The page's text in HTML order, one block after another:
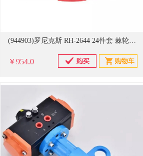
(944903)罗尼克斯 RH-2644 24件套 棘轮扳手套筒组套套装(单位：套)
￥954.0